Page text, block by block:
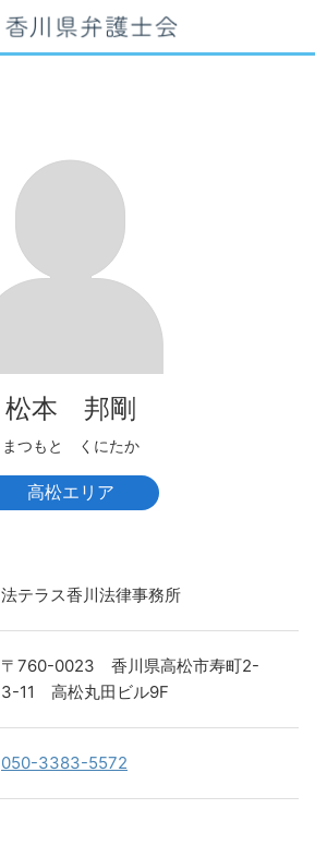
松本 邦剛
まつもと くにたか
高松エリア
法テラス香川法律事務所
〒760-0023 香川県高松市寿町2-
3-11 高松丸田ビル9F
050-3383-5572